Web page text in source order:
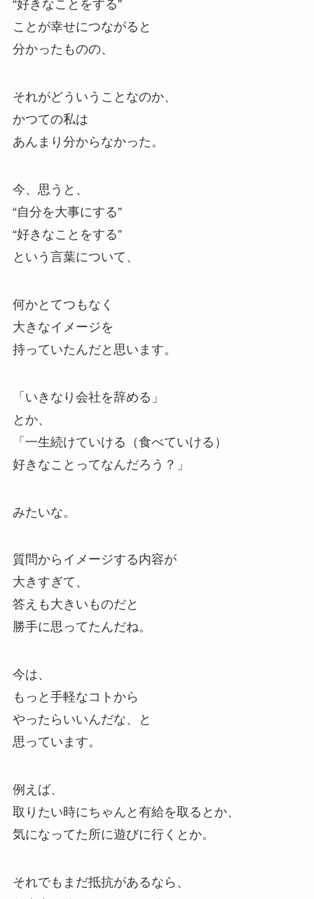
“好きなことをする”
ことが幸せにつながると
分かったものの、
それがどういうことなのか、
かつての私は
あんまり分からなかった。
今、思うと、
“自分を大事にする”
“好きなことをする”
という言葉について、
何かとてつもなく
大きなイメージを
持っていたんだと思います。
「いきなり会社を辞める」
とか、
「一生続けていける（食べていける）
好きなことってなんだろう？」
みたいな。
質問からイメージする内容が
大きすぎて、
答えも大きいものだと
勝手に思ってたんだね。
今は、
もっと手軽なコトから
やったらいいんだな、と
思っています。
例えば、
取りたい時にちゃんと有給を取るとか、
気になってた所に遊びに行くとか。
それでもまだ抵抗があるなら、